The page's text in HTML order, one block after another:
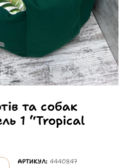
та собак
1 “Tropical
АРТИКУЛ: 4440847